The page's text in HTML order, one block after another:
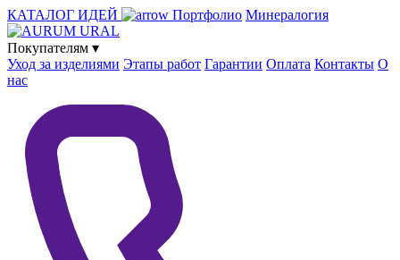
КАТАЛОГ ИДЕЙ Портфолио Минералогия
Покупателям ▾
Уход за изделиями Этапы работ Гарантии Оплата Контакты О
нас